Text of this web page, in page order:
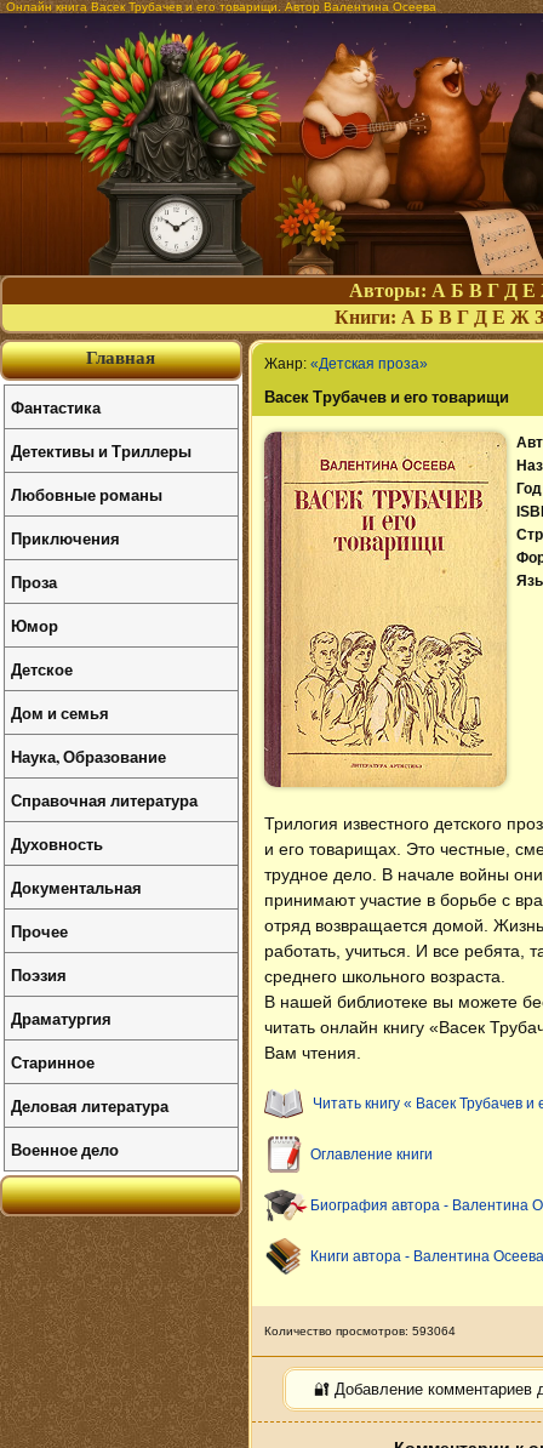
Онлайн книга Васек Трубачев и его товарищи. Автор Валентина Осеева
Авторы: А Б В Г Д Е
Книги: А Б В Г Д Е Ж З
Жанр: «Детская проза»
Васек Трубачев и его товарищи
Трилогия известного детского
и его товарищах. Это честные,
трудное дело. В начале войны
принимают участие в борьбе с
отряд возвращается домой.
работать, учиться. И все ребята,
среднего школьного возраста.
В нашей библиотеке вы можете
читать онлайн книгу «Васек
Вам чтения.
Читать книгу « Васек Трубачев
Оглавление книги
Биография автора - Валентина
Книги автора - Валентина Осеева
Количество просмотров: 593064
🔐 Добавление комментариев
Главная
Фантастика
Детективы и Триллеры
Любовные романы
Приключения
Проза
Юмор
Детское
Дом и семья
Наука, Образование
Справочная литература
Духовность
Документальная
Прочее
Поэзия
Драматургия
Старинное
Деловая литература
Военное дело